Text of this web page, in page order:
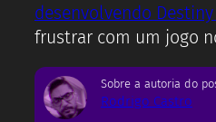
desenvolvendo Destiny
frustrar com um jogo
Sobre a autoria do
Rodrigo Castro